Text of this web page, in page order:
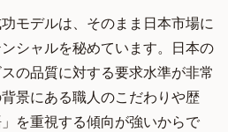
モデルは、そのまま日本市場に
シャルを秘めています。日本の
の品質に対する要求水準が非常
景にある職人のこだわりや歴
を重視する傾向が強いからで